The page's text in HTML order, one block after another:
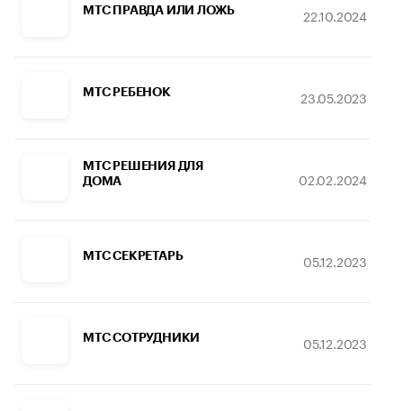
МТС ПРАВДА ИЛИ ЛОЖЬ 22.10.2024
МТС РЕБЕНОК 23.05.2023
МТС РЕШЕНИЯ ДЛЯ
ДОМА
02.02.2024
МТС СЕКРЕТАРЬ 05.12.2023
МТС СОТРУДНИКИ 05.12.2023